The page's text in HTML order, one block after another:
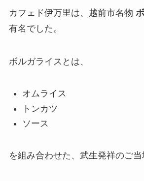
カフェド伊万里は、越前市名物
有名でした。
ボルガライスとは、
オムライス
トンカツ
ソース
を組み合わせた、武生発祥のご当